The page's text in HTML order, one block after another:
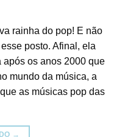
rainha do pop! E não
posto. Afinal, ela
após os anos 2000 que
mundo da música, a
as músicas pop das
→